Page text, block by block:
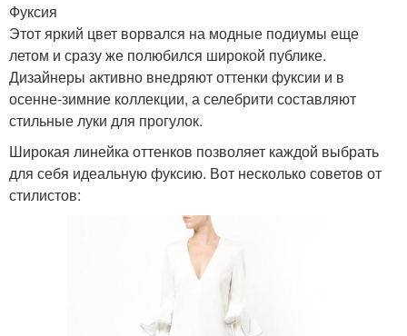
Фуксия
Этот яркий цвет ворвался на модные подиумы еще
летом и сразу же полюбился широкой публике.
Дизайнеры активно внедряют оттенки фуксии и в
осенне-зимние коллекции, а селебрити составляют
стильные луки для прогулок.
Широкая линейка оттенков позволяет каждой выбрать
для себя идеальную фуксию. Вот несколько советов от
стилистов: